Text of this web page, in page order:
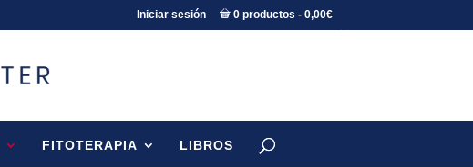
Iniciar sesión 0 productos 0,00€
FITOTERAPIA LIBROS